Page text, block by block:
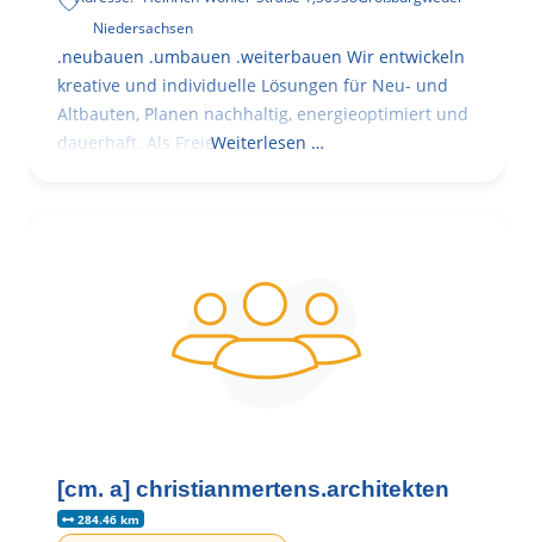
Niedersachsen
.neubauen .umbauen .weiterbauen Wir entwickeln
kreative und individuelle Lösungen für Neu- und
Altbauten, Planen nachhaltig, energieoptimiert und
dauerhaft. Als FreieWeiterlesen …
[cm. a] christianmertens.architekten
284.46 km